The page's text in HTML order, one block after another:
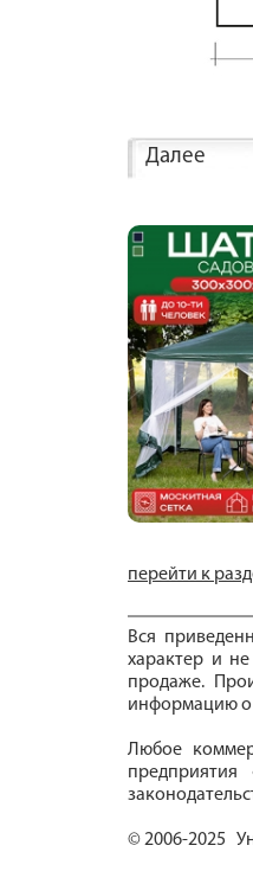
Далее
перейти к
Вся
характер и
продаже.
информацию о
Любое
© 2006-2025